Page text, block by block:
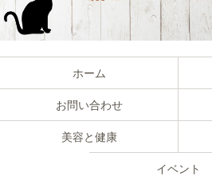
ホーム
お問い合わせ
美容と健康
イベント